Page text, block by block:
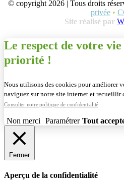
© copyright 2026 | Tous droits
privée •
Site réalisé par
Le respect de votre
priorité !
Nous utilisons des cookies pour améliorer
naviguez sur notre site internet et recueillir
Consulter notre politique de confidentialité
Non merci Paramétrer Tout
Fermer
Aperçu de la confidentialité